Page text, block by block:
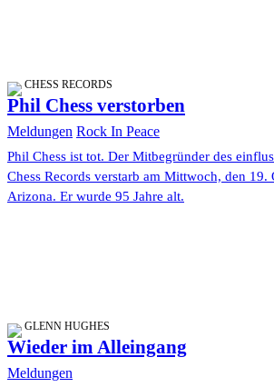
CHESS RECORDS
Phil Chess verstorben
Meldungen Rock In Peace
Phil Chess ist tot. Der Mitbegründer des
Chess Records verstarb am Mittwoch, den 19.
Arizona. Er wurde 95 Jahre alt.
GLENN HUGHES
Wieder im Alleingang
Meldungen